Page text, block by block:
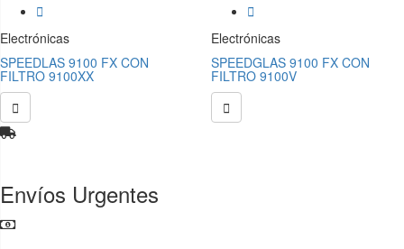

Electrónicas
SPEEDLAS 9100 FX CON
FILTRO 9100XX


Electrónicas
SPEEDGLAS 9100 FX CON
FILTRO 9100V

Envíos Urgentes